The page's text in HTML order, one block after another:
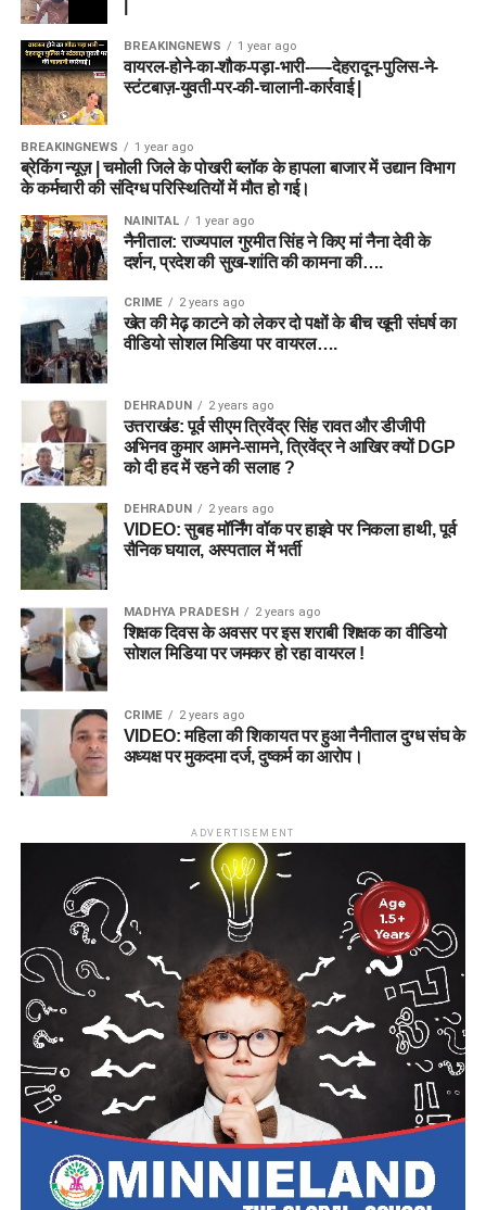
BREAKINGNEWS 1 year ago
वायरल-होने-का-शौक-पड़ा-भारी-—-देहरादून-पुलिस-ने-
स्टंटबाज़-युवती-पर-की-चालानी-कार्रवाई |
BREAKINGNEWS 1 year ago
ब्रेकिंग न्यूज़ | चमोली जिले के पोखरी ब्लॉक के हापला बाजार में उद्यान विभाग
के कर्मचारी की संदिग्ध परिस्थितियों में मौत हो गई।
NAINITAL 1 year ago
नैनीताल: राज्यपाल गुरमीत सिंह ने किए मां नैना देवी के
दर्शन, प्रदेश की सुख-शांति की कामना की….
CRIME 2 years ago
खेत की मेढ़ काटने को लेकर दो पक्षों के बीच खूनी संघर्ष का
वीडियो सोशल मिडिया पर वायरल….
DEHRADUN 2 years ago
उत्तराखंड: पूर्व सीएम त्रिवेंद्र सिंह रावत और डीजीपी
अभिनव कुमार आमने-सामने, त्रिवेंद्र ने आखिर क्यों DGP
को दी हद में रहने की सलाह ?
DEHRADUN 2 years ago
VIDEO: सुबह मॉर्निंग वॉक पर हाइवे पर निकला हाथी, पूर्व
सैनिक घयाल, अस्पताल में भर्ती
MADHYA PRADESH 2 years ago
शिक्षक दिवस के अवसर पर इस शराबी शिक्षक का वीडियो
सोशल मिडिया पर जमकर हो रहा वायरल !
CRIME 2 years ago
VIDEO: महिला की शिकायत पर हुआ नैनीताल दुग्ध संघ के
अध्यक्ष पर मुकदमा दर्ज, दुष्कर्म का आरोप।
ADVERTISEMENT